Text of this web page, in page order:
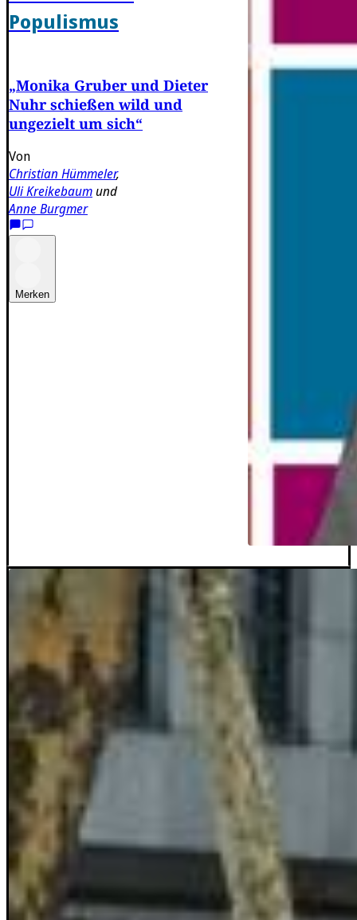
Populismus
„Monika Gruber und Dieter
Nuhr schießen wild und
ungezielt um sich“
Von
Christian Hümmeler,
Uli Kreikebaumund
Anne Burgmer
Merken